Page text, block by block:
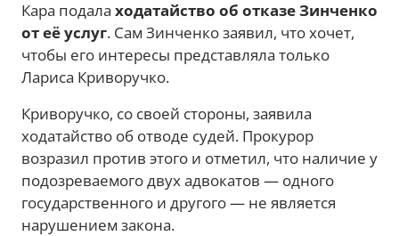
Кара подала ходатайство об отказе Зинченко
от её услуг. Сам Зинченко заявил, что хочет,
чтобы его интересы представляла только
Лариса Криворучко.
Криворучко, со своей стороны, заявила
ходатайство об отводе судей. Прокурор
возразил против этого и отметил, что наличие у
подозреваемого двух адвокатов — одного
государственного и другого — не является
нарушением закона.